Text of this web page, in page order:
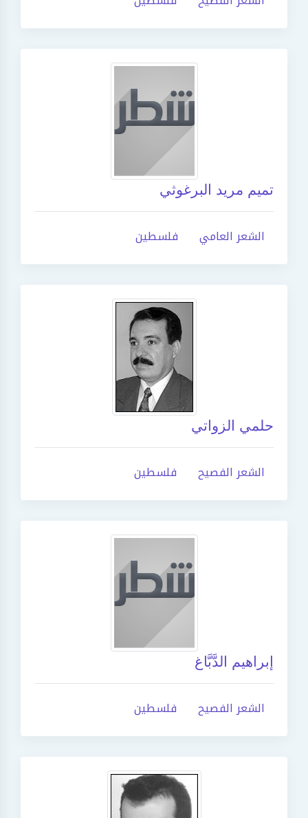
تميم مريد البرغوثي
الشعر العامي فلسطين
حلمي الزواتي
الشعر الفصيح فلسطين
إبراهيم الدَّبَّاغ
الشعر الفصيح فلسطين